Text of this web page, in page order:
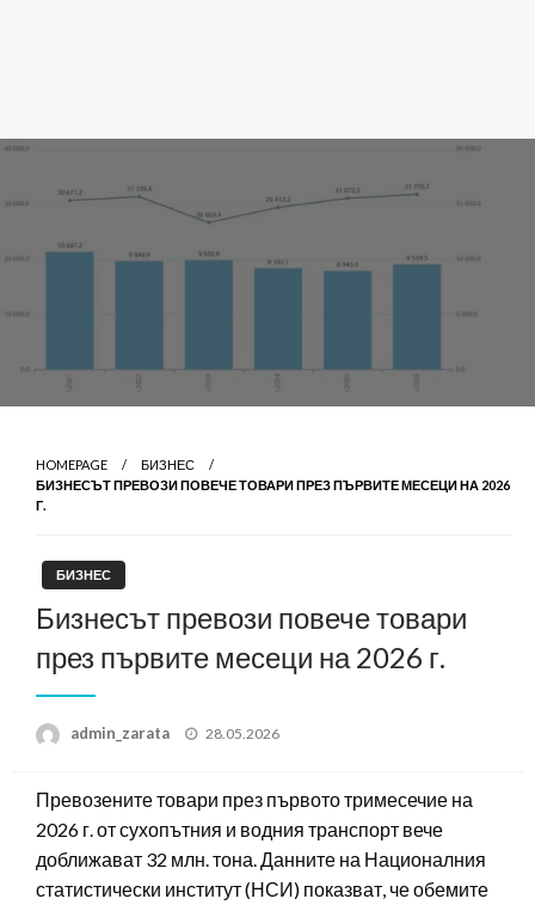
HOMEPAGE
БИЗНЕС
БИЗНЕСЪТ ПРЕВОЗИ ПОВЕЧЕ ТОВАРИ ПРЕЗ ПЪРВИТЕ МЕСЕЦИ НА 2026
Г.
БИЗНЕС
Бизнесът превози повече товари
през първите месеци на 2026 г.
admin_zarata
Posted
28.05.2026
Превозените товари през първото тримесечие на
2026 г. от сухопътния и водния транспорт вече
доближават 32 млн. тона. Данните на Националния
статистически институт (НСИ) показват, че обемите